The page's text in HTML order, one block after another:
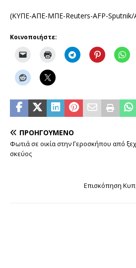
(ΚΥΠΕ-ΑΠΕ-ΜΠΕ-Reuters-AFP-
Κοινοποιήστε:
ΠΡΟΗΓΟΎΜΕΝΟ
Φωτιά σε οικία στην Γεροσκήπου από
σκεύος
Επισκόπηση